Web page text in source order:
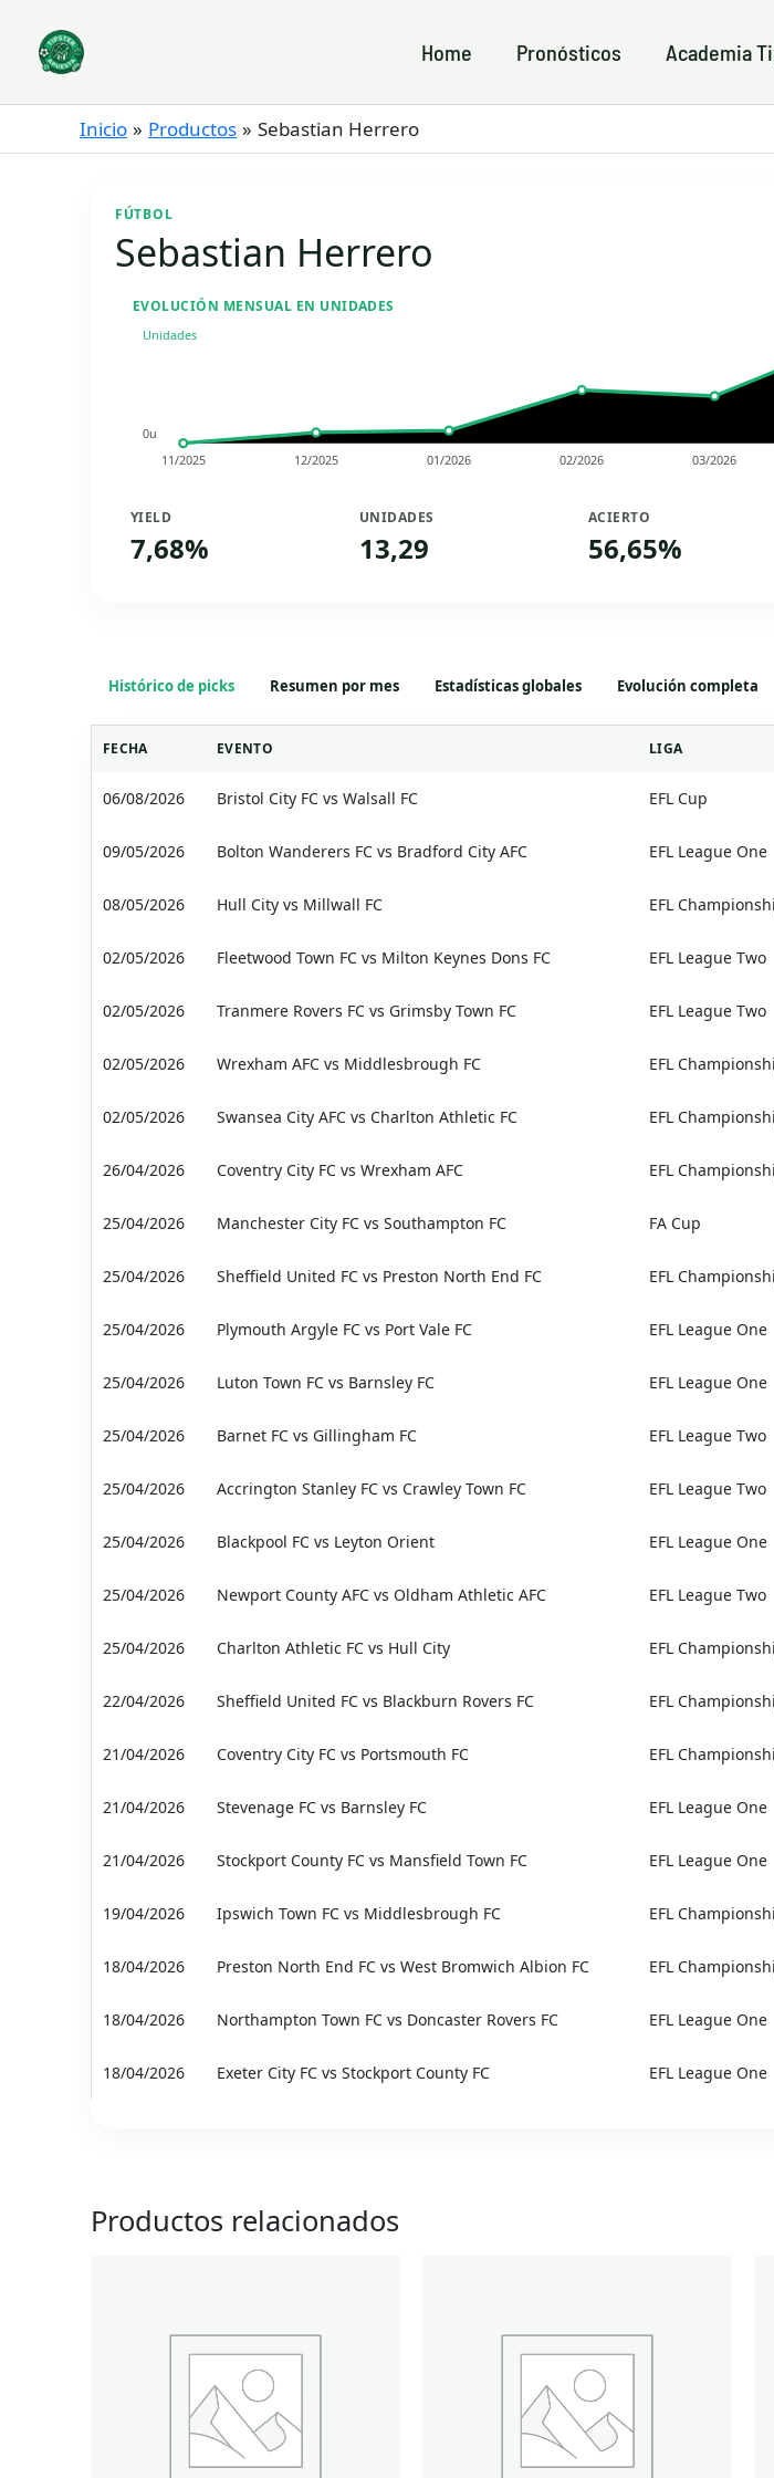
contenido
Home Pronósticos Academia
Inicio Productos Sebastian Herrero
FÚTBOL
Sebastian Herrero
EVOLUCIÓN MENSUAL EN UNIDADES
Unidades
0u
11/2025 12/2025 01/2026 02/2026 03/2026
YIELD
7,68%
UNIDADES
13,29
ACIERTO
56,65%
Histórico de picks Resumen por mes Estadísticas globales Evolución completa
FECHA EVENTO LIGA
06/08/2026 Bristol City FC vs Walsall FC EFL Cup
09/05/2026 Bolton Wanderers FC vs Bradford City AFC EFL League One
08/05/2026 Hull City vs Millwall FC EFL
02/05/2026 Fleetwood Town FC vs Milton Keynes Dons FC EFL League Two
02/05/2026 Tranmere Rovers FC vs Grimsby Town FC EFL League Two
02/05/2026 Wrexham AFC vs Middlesbrough FC EFL
02/05/2026 Swansea City AFC vs Charlton Athletic FC EFL
26/04/2026 Coventry City FC vs Wrexham AFC EFL
25/04/2026 Manchester City FC vs Southampton FC FA Cup
25/04/2026 Sheffield United FC vs Preston North End FC EFL
25/04/2026 Plymouth Argyle FC vs Port Vale FC EFL League One
25/04/2026 Luton Town FC vs Barnsley FC EFL League One
25/04/2026 Barnet FC vs Gillingham FC EFL League Two
25/04/2026 Accrington Stanley FC vs Crawley Town FC EFL League Two
25/04/2026 Blackpool FC vs Leyton Orient EFL League One
25/04/2026 Newport County AFC vs Oldham Athletic AFC EFL League Two
25/04/2026 Charlton Athletic FC vs Hull City EFL
22/04/2026 Sheffield United FC vs Blackburn Rovers FC EFL
21/04/2026 Coventry City FC vs Portsmouth FC EFL
21/04/2026 Stevenage FC vs Barnsley FC EFL League One
21/04/2026 Stockport County FC vs Mansfield Town FC EFL League One
19/04/2026 Ipswich Town FC vs Middlesbrough FC EFL
18/04/2026 Preston North End FC vs West Bromwich Albion FC EFL
18/04/2026 Northampton Town FC vs Doncaster Rovers FC EFL League One
18/04/2026 Exeter City FC vs Stockport County FC EFL League One
Productos relacionados